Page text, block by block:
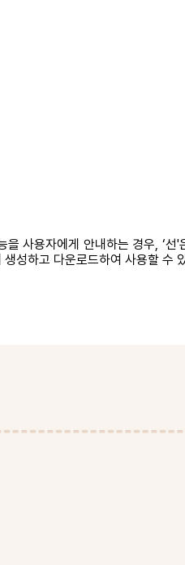
사용자에게 안내하는 경우, ‘
성하고 다운로드하여 사용할 수